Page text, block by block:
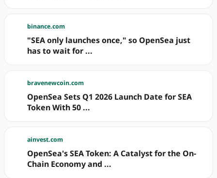
binance.com
"SEA only launches once," so OpenSea just
has to wait for ...
bravenewcoin.com
OpenSea Sets Q1 2026 Launch Date for SEA
Token With 50 ...
ainvest.com
OpenSea's SEA Token: A Catalyst for the On-
Chain Economy and ...